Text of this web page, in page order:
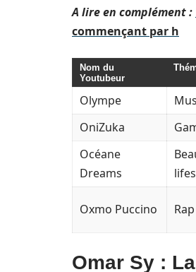
A lire en complément :
commençant par h
Nom du
Youtubeur
Olympe
OniZuka
Océane
Dreams
Oxmo Puccino Rap
Omar Sy :